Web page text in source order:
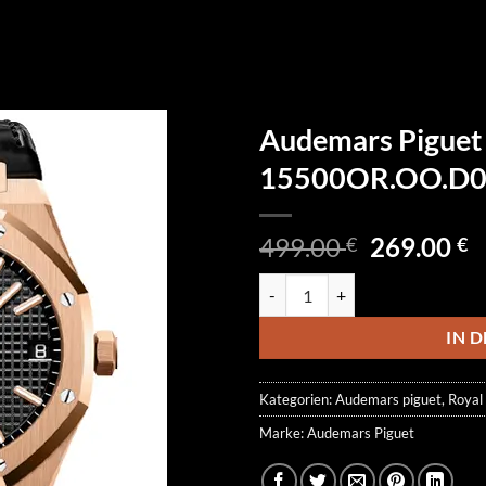
Audemars
499.00€
499.00 €
269.00€
IN
Kategorien:Audemars piguet,
Marke:Audemars Piguet